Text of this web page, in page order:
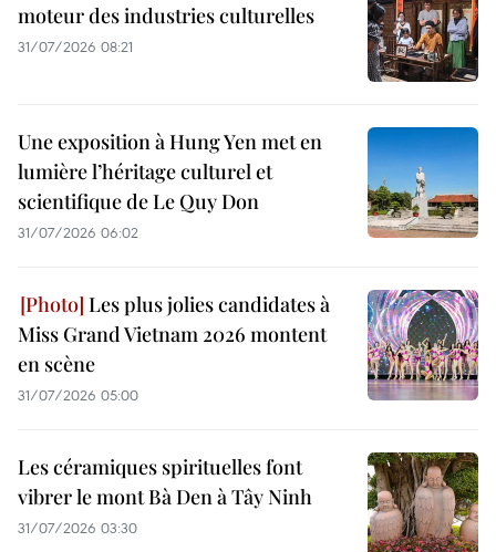
moteur des industries culturelles
31/07/2026 08:21
Une exposition à Hung Yen met en
lumière l’héritage culturel et
scientifique de Le Quy Don
31/07/2026 06:02
Les plus jolies candidates à
Miss Grand Vietnam 2026 montent
en scène
31/07/2026 05:00
Les céramiques spirituelles font
vibrer le mont Bà Den à Tây Ninh
31/07/2026 03:30